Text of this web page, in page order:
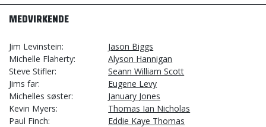
MEDVIRKENDE
Jim Levinstein
Jason Biggs
Michelle Flaherty
Alyson Hannigan
Steve Stifler
Seann William Scott
Jims far
Eugene Levy
Michelles søster
January Jones
Kevin Myers
Thomas Ian Nicholas
Paul Finch
Eddie Kaye Thomas